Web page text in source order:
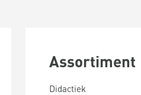
Assortiment
Didactiek